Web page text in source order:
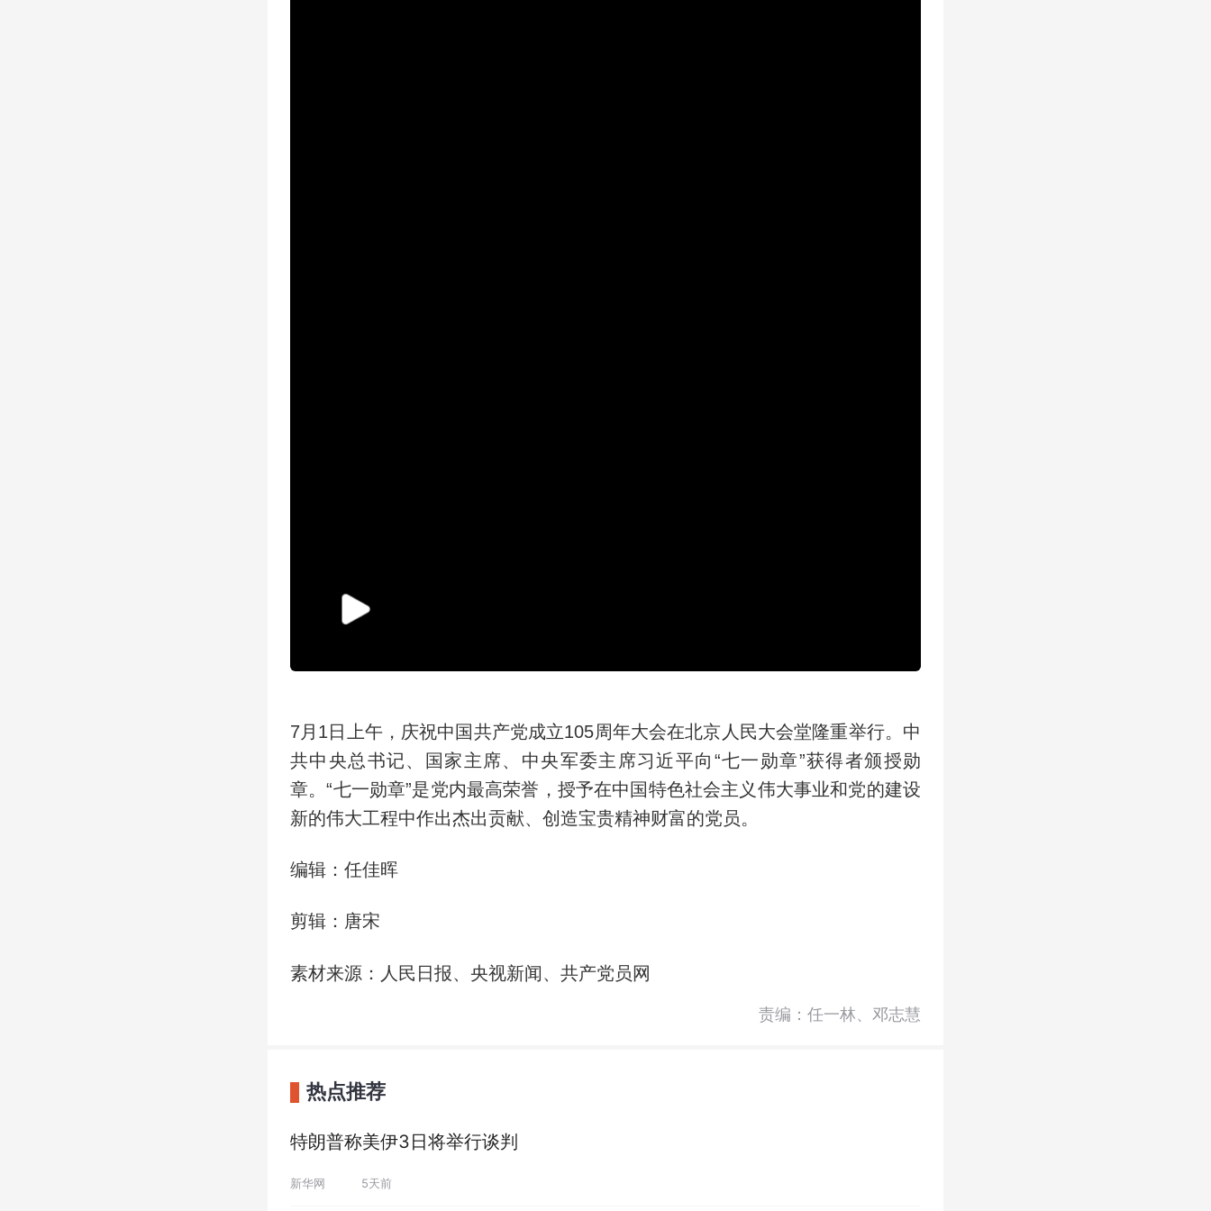
7月1日上午，庆祝中国共产党成立105周年大会在北京人民大会堂隆重举行。中
共中央总书记、国家主席、中央军委主席习近平向“七一勋章”获得者颁授勋
章。“七一勋章”是党内最高荣誉，授予在中国特色社会主义伟大事业和党的建设
新的伟大工程中作出杰出贡献、创造宝贵精神财富的党员。
编辑：任佳晖
剪辑：唐宋
素材来源：人民日报、央视新闻、共产党员网
责编：任一林、邓志慧
热点推荐
特朗普称美伊3日将举行谈判
新华网 5天前